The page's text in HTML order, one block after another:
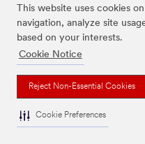
This website uses cookies
navigation, analyze site
based on your interests.
Cookie Notice
Reject Non-Essential Cookies
Cookie Preferences